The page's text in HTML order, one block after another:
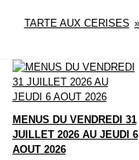
TARTE AUX CERISES
MENUS DU VENDREDI 31
JUILLET 2026 AU JEUDI 6
AOUT 2026